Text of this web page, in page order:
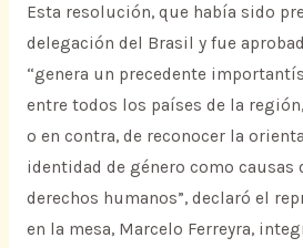
Esta resolución, que había sido
delegación del Brasil y fue
“genera un precedente
entre todos los países de la
o en contra, de reconocer la
identidad de género como causas
derechos humanos”, declaró el
en la mesa, Marcelo Ferreyra,